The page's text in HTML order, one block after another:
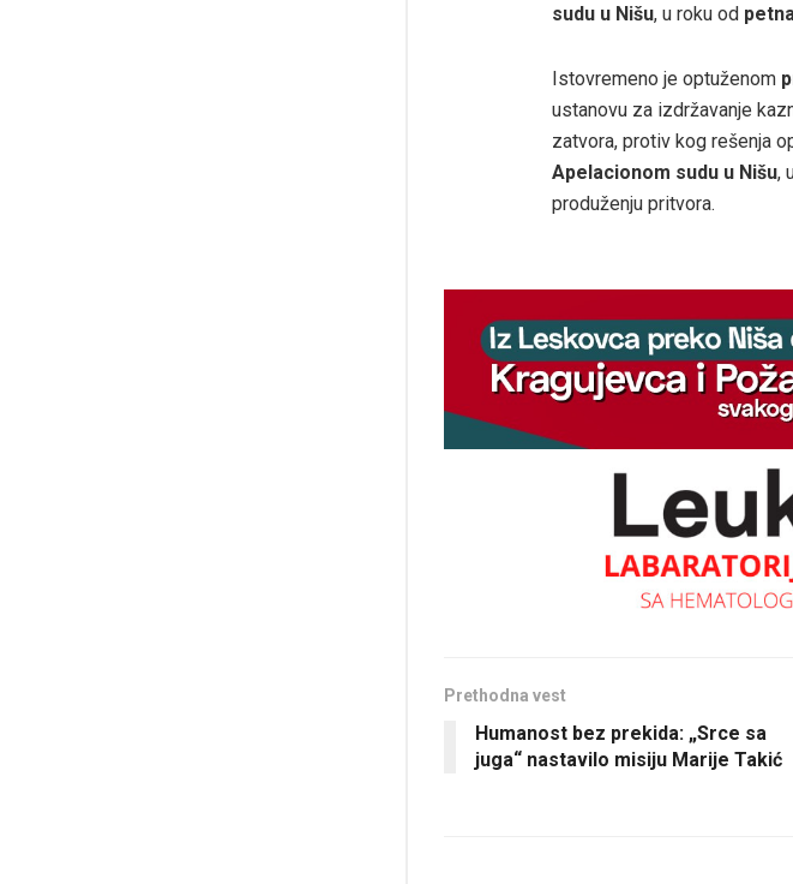
sudu u Nišu, u roku od
Istovremeno je optuženom
ustanovu za izdržavanje
zatvora, protiv kog rešenja
Apelacionom sudu u Nišu,
produženju pritvora.
Prethodna vest
Humanost bez prekida: „Srce sa
juga“ nastavilo misiju Marije Takić